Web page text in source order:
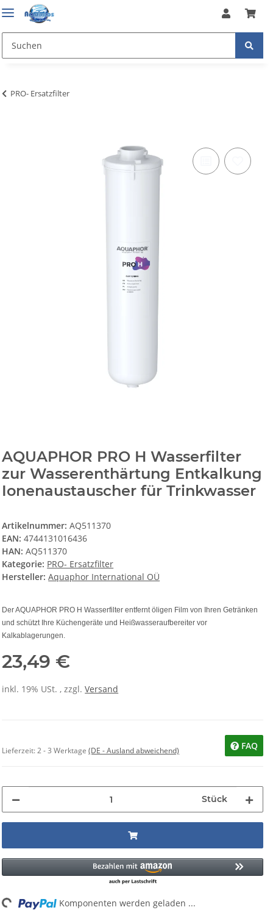
PRO- Ersatzfilter
AQUAPHOR PRO H Wasserfilter
zur Wasserenthärtung Entkalkung
Ionenaustauscher für Trinkwasser
Artikelnummer:AQ511370
EAN: 4744131016436
HAN: AQ511370
Kategorie: PRO- Ersatzfilter
Hersteller: Aquaphor International OÜ
Der AQUAPHOR PRO H Wasserfilter entfernt öligen Film von Ihren Getränken
und schützt Ihre Küchengeräte und Heißwasseraufbereiter vor
Kalkablagerungen.
23,49 €
inkl. 19% USt. , zzgl.Versand
Lieferzeit:2 - 3 Werktage(DE - Ausland abweichend) FAQ
Stück
Komponenten werden geladen ...